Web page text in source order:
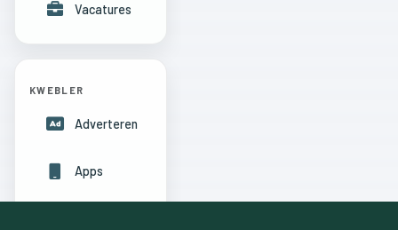
Vacatures
KWEBLER
Adverteren
Apps